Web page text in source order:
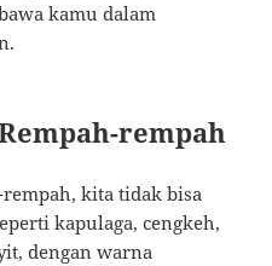
kamu dalam
rempah
kita tidak bisa
kapulaga, cengkeh,
dengan warna